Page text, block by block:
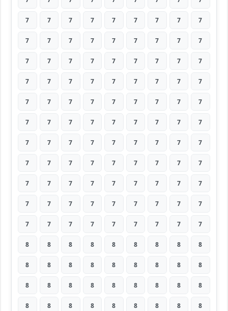
7 7 7 7 7 7 7 7 7
7 7 7 7 7 7 7 7 7
7 7 7 7 7 7 7 7 7
7 7 7 7 7 7 7 7 7
7 7 7 7 7 7 7 7 7
7 7 7 7 7 7 7 7 7
7 7 7 7 7 7 7 7 7
7 7 7 7 7 7 7 7 7
7 7 7 7 7 7 7 7 7
7 7 7 7 7 7 7 7 7
7 7 7 7 7 7 7 7 7
8 8 8 8 8 8 8 8 8
8 8 8 8 8 8 8 8 8
8 8 8 8 8 8 8 8 8
8 8 8 8 8 8 8 8 8